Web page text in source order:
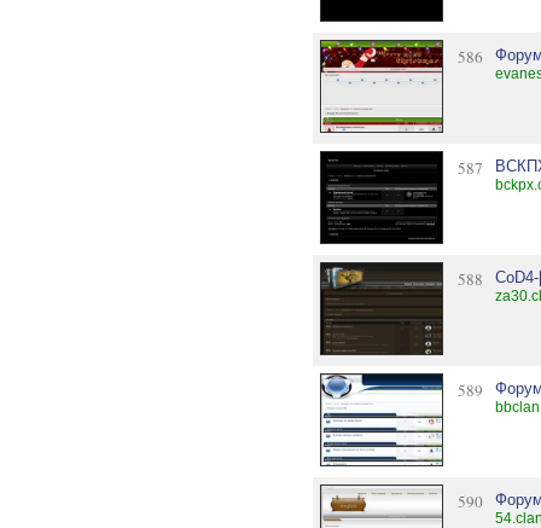
586
587
588
589
590